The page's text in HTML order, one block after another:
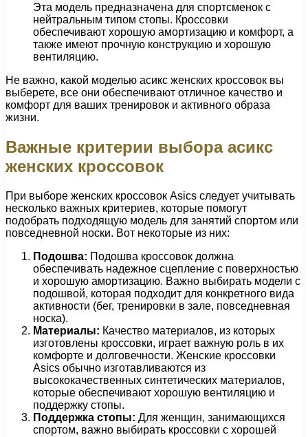
Эта модель предназначена для спортсменок с
нейтральным типом стопы. Кроссовки
обеспечивают хорошую амортизацию и комфорт, а
также имеют прочную конструкцию и хорошую
вентиляцию.
Не важно, какой моделью асикс женских кроссовок вы
выберете, все они обеспечивают отличное качество и
комфорт для ваших тренировок и активного образа
жизни.
Важные критерии выбора асикс
женских кроссовок
При выборе женских кроссовок Asics следует учитывать
несколько важных критериев, которые помогут
подобрать подходящую модель для занятий спортом или
повседневной носки. Вот некоторые из них:
Подошва: Подошва кроссовок должна
обеспечивать надежное сцепление с поверхностью
и хорошую амортизацию. Важно выбирать модели с
подошвой, которая подходит для конкретного вида
активности (бег, тренировки в зале, повседневная
носка).
Материалы: Качество материалов, из которых
изготовлены кроссовки, играет важную роль в их
комфорте и долговечности. Женские кроссовки
Asics обычно изготавливаются из
высококачественных синтетических материалов,
которые обеспечивают хорошую вентиляцию и
поддержку стопы.
Поддержка стопы: Для женщин, занимающихся
спортом, важно выбирать кроссовки с хорошей